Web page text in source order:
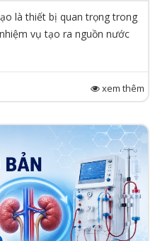
là thiết bị quan trọng trong
vụ tạo ra nguồn nước
xem thêm